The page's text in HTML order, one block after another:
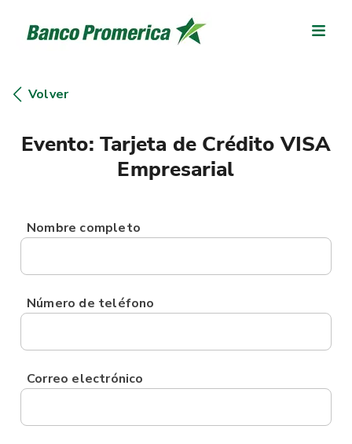
Volver
Evento: Tarjeta de Crédito VISA
Empresarial
Nombre completo
Número de teléfono
Correo electrónico